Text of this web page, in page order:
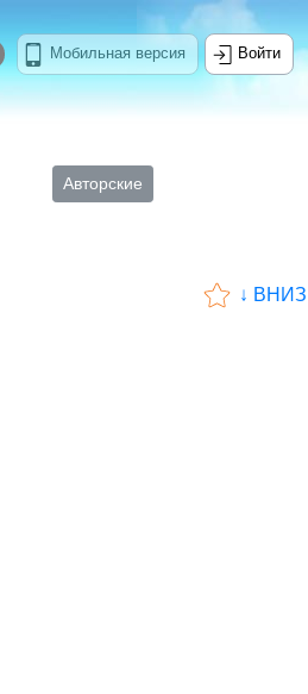
Мобильная версия Войти
Авторские
↓ ВНИЗ